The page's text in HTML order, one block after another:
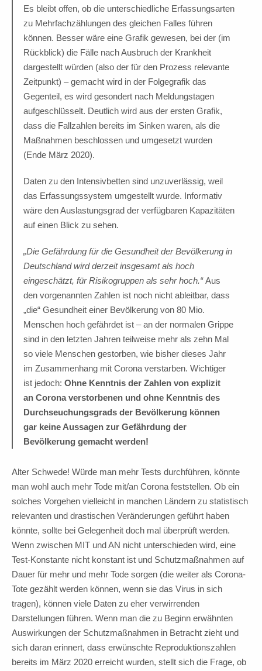
Es bleibt offen, ob die unterschiedliche Erfassungsarten
zu Mehrfachzählungen des gleichen Falles führen
können. Besser wäre eine Grafik gewesen, bei der (im
Rückblick) die Fälle nach Ausbruch der Krankheit
dargestellt würden (also der für den Prozess relevante
Zeitpunkt) – gemacht wird in der Folgegrafik das
Gegenteil, es wird gesondert nach Meldungstagen
aufgeschlüsselt. Deutlich wird aus der ersten Grafik,
dass die Fallzahlen bereits im Sinken waren, als die
Maßnahmen beschlossen und umgesetzt wurden
(Ende März 2020).
Daten zu den Intensivbetten sind unzuverlässig, weil
das Erfassungssystem umgestellt wurde. Informativ
wäre den Auslastungsgrad der verfügbaren Kapazitäten
auf einen Blick zu sehen.
„Die Gefährdung für die Gesundheit der Bevölkerung in
Deutschland wirdderzeit insgesamt als hoch
eingeschätzt, für Risikogruppen als sehr hoch.“Aus
den vorgenannten Zahlen ist noch nicht ableitbar, dass
„die“ Gesundheit einer Bevölkerung von 80 Mio.
Menschen hoch gefährdet ist – an der normalen Grippe
sind in den letzten Jahren teilweise mehr als zehn Mal
so viele Menschen gestorben, wie bisher dieses Jahr
im Zusammenhang mit Corona verstarben. Wichtiger
ist jedoch: Ohne Kenntnis der Zahlen von explizit
an Corona verstorbenen und ohne Kenntnis des
Durchseuchungsgrads der Bevölkerung können
gar keine Aussagen zur Gefährdung der
Bevölkerung gemacht werden!
Alter Schwede! Würde man mehr Tests durchführen, könnte
man wohl auch mehr Tode mit/an Corona feststellen. Ob ein
solches Vorgehen vielleicht in manchen Ländern zu statistisch
relevanten und drastischen Veränderungen geführt haben
könnte, sollte bei Gelegenheit doch mal überprüft werden.
Wenn zwischen MIT und AN nicht unterschieden wird, eine
Test-Konstante nicht konstant ist und Schutzmaßnahmen auf
Dauer für mehr und mehr Tode sorgen (die weiter als Corona-
Tote gezählt werden können, wenn sie das Virus in sich
tragen), können viele Daten zu eher verwirrenden
Darstellungen führen. Wenn man die zu Beginn erwähnten
Auswirkungen der Schutzmaßnahmen in Betracht zieht und
sich daran erinnert, dass erwünschte Reproduktionszahlen
bereits im März 2020 erreicht wurden, stellt sich die Frage, ob